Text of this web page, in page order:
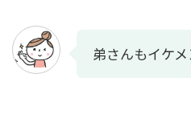
弟さんもイケメ